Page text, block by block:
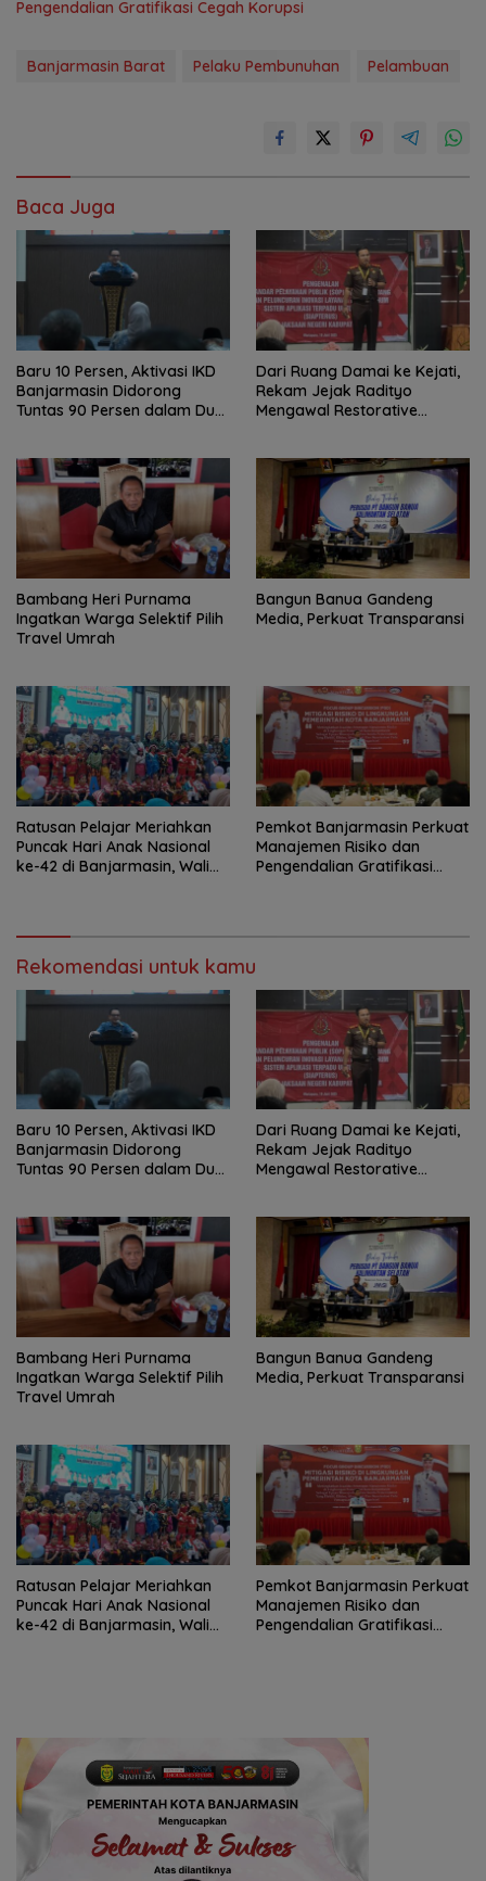
Pengendalian Gratifikasi Cegah Korupsi
Banjarmasin Barat Pelaku Pembunuhan Pelambuan
Baca Juga
Baru 10 Persen, Aktivasi IKD
Banjarmasin Didorong
Tuntas 90 Persen dalam Dua
Dari Ruang Damai ke Kejati,
Rekam Jejak Radityo
Mengawal Restorative
Bambang Heri Purnama
Ingatkan Warga Selektif Pilih
Travel Umrah
Bangun Banua Gandeng
Media, Perkuat Transparansi
Ratusan Pelajar Meriahkan
Puncak Hari Anak Nasional
ke-42 di Banjarmasin, Wali
Pemkot Banjarmasin Perkuat
Manajemen Risiko dan
Pengendalian Gratifikasi
Rekomendasi untuk kamu
Baru 10 Persen, Aktivasi IKD
Banjarmasin Didorong
Tuntas 90 Persen dalam Dua
Dari Ruang Damai ke Kejati,
Rekam Jejak Radityo
Mengawal Restorative
Bambang Heri Purnama
Ingatkan Warga Selektif Pilih
Travel Umrah
Bangun Banua Gandeng
Media, Perkuat Transparansi
Ratusan Pelajar Meriahkan
Puncak Hari Anak Nasional
ke-42 di Banjarmasin, Wali
Pemkot Banjarmasin Perkuat
Manajemen Risiko dan
Pengendalian Gratifikasi